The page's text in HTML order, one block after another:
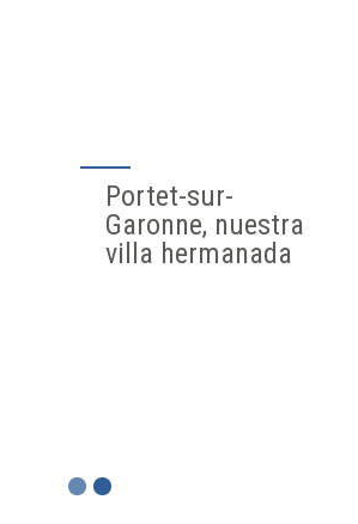
Portet-sur-
Garonne, nuestra
villa hermanada